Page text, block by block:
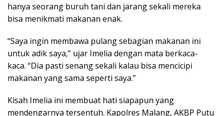
hanya seorang buruh tani dan jarang sekali mereka
bisa menikmati makanan enak.
“Saya ingin membawa pulang sebagian makanan ini
untuk adik saya,” ujar Imelia dengan mata berkaca-
kaca. “Dia pasti senang sekali kalau bisa mencicipi
makanan yang sama seperti saya.”
Kisah Imelia ini membuat hati siapapun yang
mendengarnya tersentuh. Kapolres Malang, AKBP Putu